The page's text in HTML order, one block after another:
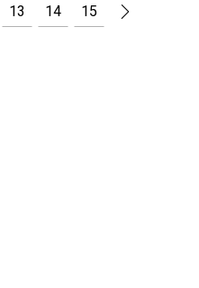
13 14 15